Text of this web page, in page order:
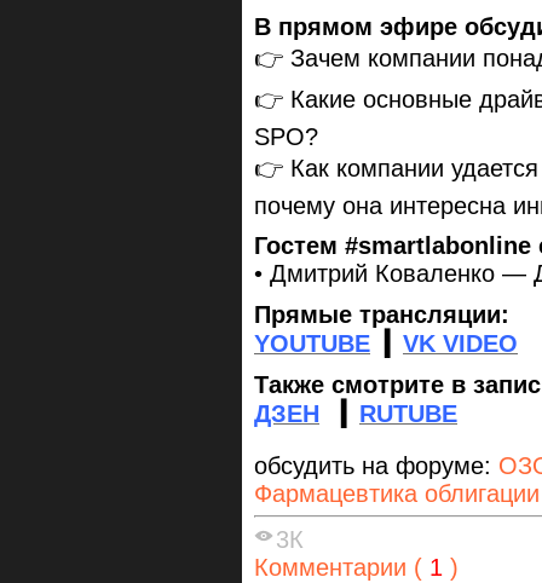
В прямом эфире
👉 Зачем компании
👉 Какие основные
SPO?
👉 Как компании
почему она интересна
Гостем #smartlabonline
• Дмитрий Коваленко —
Прямые трансляции:
YOUTUBE
VK VIDEO
Также смотрите в
ДЗЕН
RUTUBE
обсудить на форуме:
Фармацевтика облигации
3К
Комментарии ( 1 )